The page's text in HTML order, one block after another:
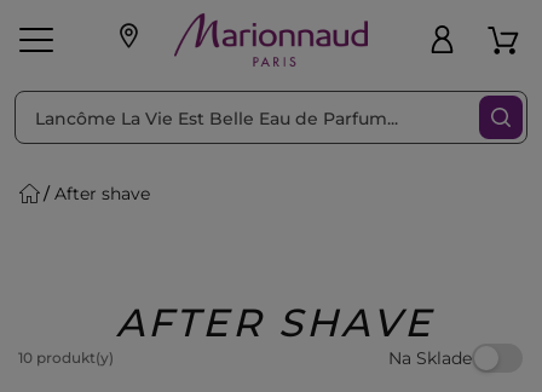
pleť Líčenie
Beauty
After shave
AFTER SHAVE
10 produkt(y) Na Sklade
Triediť podľa Filtrovať